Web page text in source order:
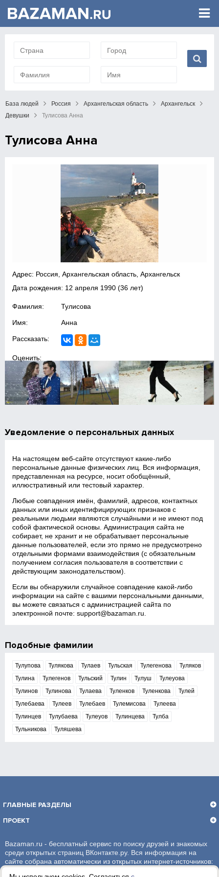
База людей Россия Архангельская область
Архангельск
Девушки
Тулисова Анна
Тулисова Анна
Адрес: Россия, Архангельская область, Архангельск
Дата рождения: 12 апреля 1990 (36 лет)
Фамилия: Тулисова
Имя: Анна
Рассказать:
Оценить:
Уведомление о персональных данных
На настоящем веб‑сайте отсутствуют какие‑либо
персональные данные физических лиц. Вся информация,
представленная на ресурсе, носит обобщённый,
иллюстративный или тестовый характер.
Любые совпадения имён, фамилий, адресов, контактных
данных или иных идентифицирующих признаков с
реальными людьми являются случайными и не имеют под
собой фактической основы. Администрация сайта не
собирает, не хранит и не обрабатывает персональные
данные пользователей, если это прямо не предусмотрено
отдельными формами взаимодействия (с обязательным
получением согласия пользователя в соответствии с
действующим законодательством).
Если вы обнаружили случайное совпадение какой‑либо
информации на сайте с вашими персональными данными,
вы можете связаться с администрацией сайта по
электронной почте:support@bazaman.ru
Подобные фамилии
Тулупова Тулякова Тулаев Тульская Тулегенова
Туляков
Тулина
Тулегенов Тульский Тулин Тулуш
Тулеуова
Тулинов
Тулинова Тулаева Туленков Туленкова
Тулей
Тулебаева
Тулеев Тулебаев Тулемисова
Тулеева
Тулинцев
Тулубаева Тулеуов Тулинцева
Тулба
Тульникова
Туляшева
ГЛАВНЫЕ РАЗДЕЛЫ
ПРОЕКТ
Bazaman.ru - бесплатный сервис по поиску друзей и знакомых
среди открытых страниц ВКонтакте.ру. Вся информация на
сайте собрана автоматически из открытых интернет-источников: